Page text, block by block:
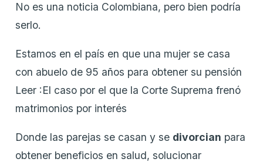
No es una noticia Colombiana, pero bien podría
serlo.
Estamos en el país en que una mujer se casa
con abuelo de 95 años para obtener su pensión
Leer :El caso por el que la Corte Suprema frenó
matrimonios por interés
Donde las parejas se casan y se divorcian para
obtener beneficios en salud, solucionar